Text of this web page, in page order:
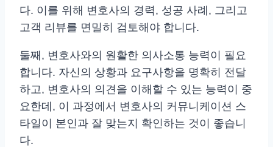
다. 이를 위해 변호사의 경력, 성공 사례, 그리고
고객 리뷰를 면밀히 검토해야 합니다.
둘째, 변호사와의 원활한 의사소통 능력이 필요
합니다. 자신의 상황과 요구사항을 명확히 전달
하고, 변호사의 의견을 이해할 수 있는 능력이 중
요한데, 이 과정에서 변호사의 커뮤니케이션 스
타일이 본인과 잘 맞는지 확인하는 것이 좋습니
다.